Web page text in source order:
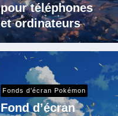
pour téléphones
et ordinateurs
Fonds d’écran Pokémon
Fond d’écran